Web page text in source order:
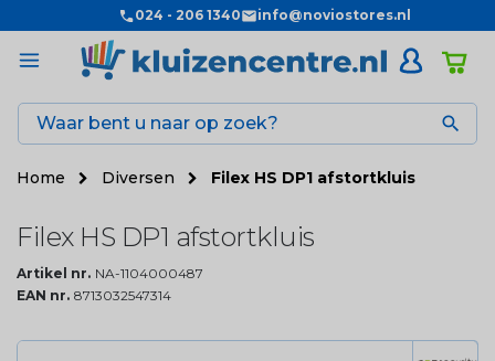
024 - 206 1340 info@noviostores.nl

Home Diversen Filex HS DP1 afstortkluis
Filex HS DP1 afstortkluis
Artikel nr. NA-1104000487
EAN nr. 8713032547314